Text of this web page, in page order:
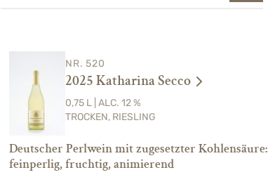
NR. 520
2025 Katharina Secco
0,75 L | ALC. 12 %
TROCKEN, RIESLING
Deutscher Perlwein mit zugesetzter Kohlensäure:
feinperlig, fruchtig, animierend